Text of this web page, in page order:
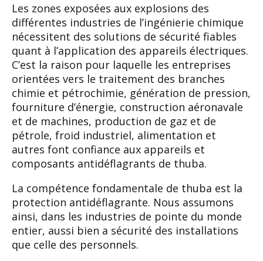
Les zones exposées aux explosions des
différentes industries de l’ingénierie chimique
nécessitent des solutions de sécurité fiables
quant à l’application des appareils électriques.
C’est la raison pour laquelle les entreprises
orientées vers le traitement des branches
chimie et pétrochimie, génération de pression,
fourniture d’énergie, construction aéronavale
et de machines, production de gaz et de
pétrole, froid industriel, alimentation et
autres font confiance aux appareils et
composants antidéflagrants de thuba.
La compétence fondamentale de thuba est la
protection antidéflagrante. Nous assumons
ainsi, dans les industries de pointe du monde
entier, aussi bien a sécurité des installations
que celle des personnels.